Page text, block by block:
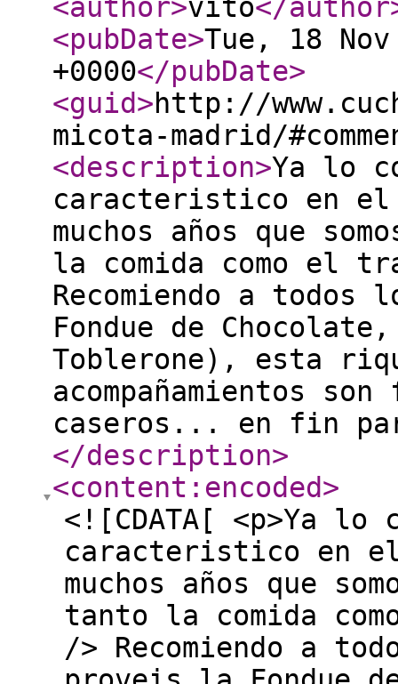
<author>vito</author
<pubDate>Tue, 18
+0000</pubDate>
<guid>http://
micota-madrid/
<description>Ya lo
caracteristico en el
muchos años que
la comida como el
Recomiendo a
Fondue de
Toblerone), esta
acompañamientos
caseros... en fin
</description>
<content:encoded>
<![CDATA[ <p>Ya
caracteristico en el
muchos años que
tanto la comida
/> Recomiendo a